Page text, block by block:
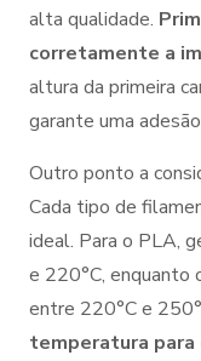
alta qualidade.
corretamente a
altura da primeira
garante uma
Outro ponto a
Cada tipo de
ideal. Para o PLA,
e 220°C, enquanto
entre 220°C e
temperatura para